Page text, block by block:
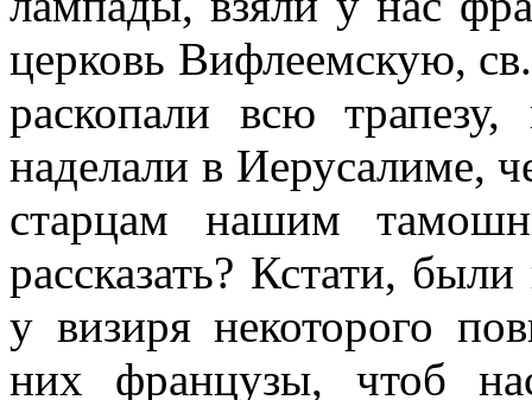
церковь Вифлеемскую,
раскопали всю
наделали в Иерусалиме,
старцам нашим
рассказать? Кстати,
у визиря некоторого
них французы, чтоб